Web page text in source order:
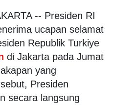
-- Presiden RI
ucapan selamat
Republik Turkiye
di Jakarta pada Jumat
yang
Presiden
secara langsung